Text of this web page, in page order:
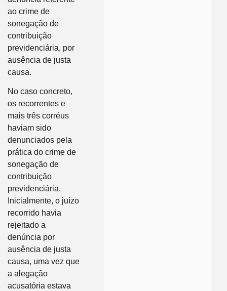
ao crime de
sonegação de
contribuição
previdenciária, por
ausência de justa
causa.
No caso concreto,
os recorrentes e
mais três corréus
haviam sido
denunciados pela
prática do crime de
sonegação de
contribuição
previdenciária.
Inicialmente, o juízo
recorrido havia
rejeitado a
denúncia por
ausência de justa
causa, uma vez que
a alegação
acusatória estava